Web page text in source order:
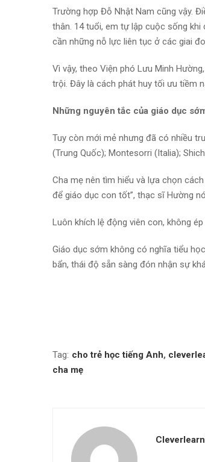
Trường hợp Đỗ Nhật Nam cũng vậy.
thân. 14 tuổi, em tự lập cuộc sống khi
cần những nỗ lực liên tục ở các giai
Vì vậy, theo Viện phó Lưu Minh
trội. Đây là cách phát huy tối ưu tiềm
Những nguyên tắc của giáo dục
Tuy còn mới mẻ nhưng đã có nhiều
(Trung Quốc); Montesorri (Italia);
Cha mẹ nên tìm hiểu và lựa chọn
để giáo dục con tốt”, thạc sĩ Hường
Luôn khích lệ động viên con, không
Giáo dục sớm không có nghĩa tiểu
bẩn, thái độ sẵn sàng đón nhận sự
Tag: cho trẻ học tiếng Anh,
cha mẹ